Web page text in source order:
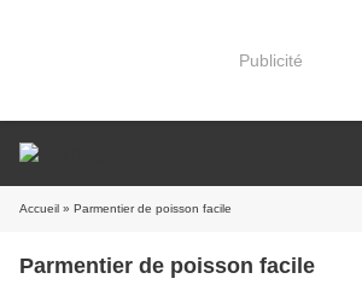
Publicité
Accueil » Parmentier de poisson facile
Parmentier de poisson facile